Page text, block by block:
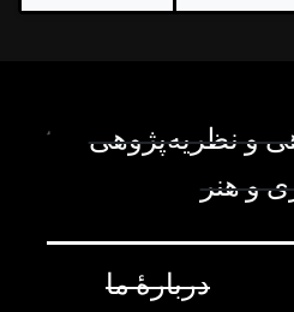
و نظریه‌پژوهی
و هنر
دربارۀ ما